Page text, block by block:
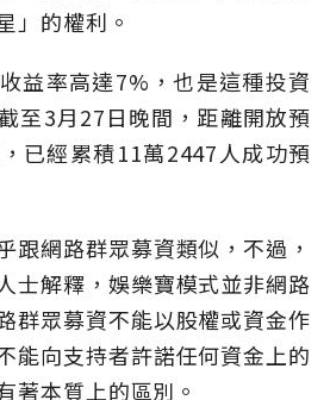
」的權利。
益率高達7%，也是這種投資
至3月27日晚間，距離開放預
已經累積11萬2447人成功預
跟網路群眾募資類似，不過，
士解釋，娛樂寶模式並非網路
群眾募資不能以股權或資金作
能向支持者許諾任何資金上的
著本質上的區別。